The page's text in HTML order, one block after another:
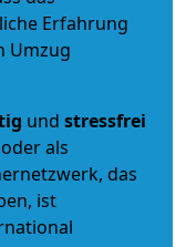
Erfahrung
Umzug
und stressfrei
oder als
das
ist